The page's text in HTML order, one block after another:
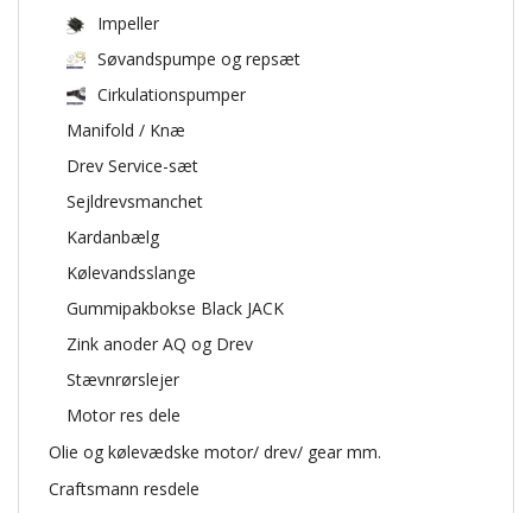
Impeller
Søvandspumpe og repsæt
Cirkulationspumper
Manifold / Knæ
Drev Service-sæt
Sejldrevsmanchet
Kardanbælg
Kølevandsslange
Gummipakbokse Black JACK
Zink anoder AQ og Drev
Stævnrørslejer
Motor res dele
Olie og kølevædske motor/ drev/ gear mm.
Craftsmann resdele